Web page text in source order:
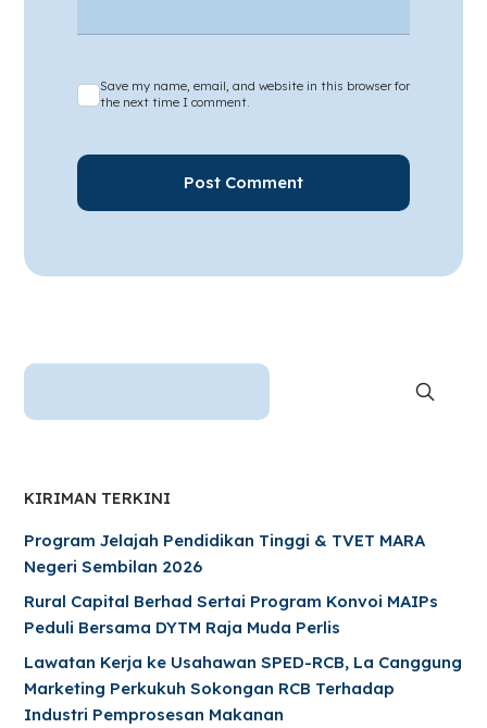
Save my name, email, and website in this browser for
the next time I comment.
KIRIMAN TERKINI
Program Jelajah Pendidikan Tinggi & TVET MARA
Negeri Sembilan 2026
Rural Capital Berhad Sertai Program Konvoi MAIPs
Peduli Bersama DYTM Raja Muda Perlis
Lawatan Kerja ke Usahawan SPED-RCB, La Canggung
Marketing Perkukuh Sokongan RCB Terhadap
Industri Pemprosesan Makanan